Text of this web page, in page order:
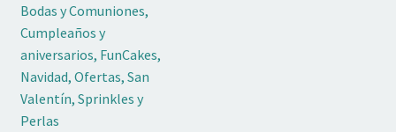
Bodas y Comuniones,
Cumpleaños y
aniversarios, FunCakes,
Navidad, Ofertas, San
Valentín, Sprinkles y
Perlas